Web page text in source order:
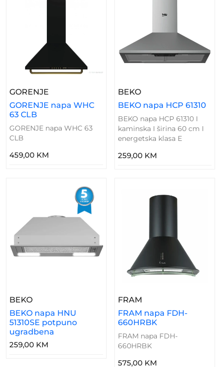
GORENJE – GORENJE Napa WHC 63 CLB
GORENJE napa WHC
63 CLB
GORENJE napa WHC 63
CLB
459,00 KM
BEKO– BEKO Napa HCP
BEKO napa HCP 61310
BEKO napa HCP 61310 I
kaminska I širina 60 cm I
energetska klasa E
259,00 KM
BEKO– BEKO Napa HNU 51310SE Potpuno
BEKO napa HNU
51310SE potpuno
ugradbena
259,00 KM
FRAM
FRAM napa FDH-
660HRBK
FRAM napa FDH-
660HRBK
575,00 KM